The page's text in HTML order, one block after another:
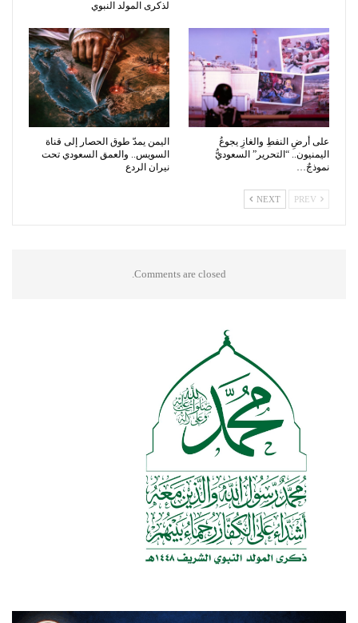
لذكرى المولد النبوي
على أرضِ النفطِ والغازِ يجوعُ
اليمنيون.. “التحرير” السعوديُّ
نموذجٌ…
اليمن يمدّ طوق الحصار إلى قناة
السويس.. والعمق السعودي تحت
نيران الردع
NEXT
Comments are closed.